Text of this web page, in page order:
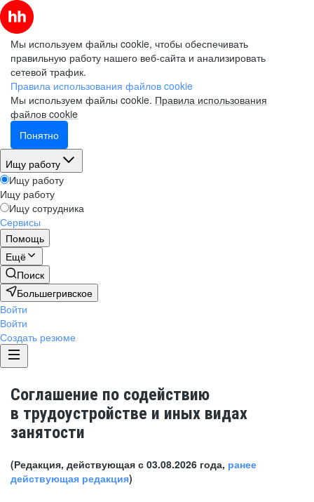
Мы используем файлы cookie, чтобы обеспечивать
правильную работу нашего веб-сайта и анализировать
сетевой трафик.
Правила использования файлов cookie
Мы используем файлы cookie. Правила использования
файлов cookie
Понятно
Ищу работу
Ищу работу
Ищу работу
Ищу сотрудника
Сервисы
Помощь
Ещё
Поиск
Большегривское
Войти
Войти
Создать резюме
Соглашение по содействию
в трудоустройстве и иных видах
занятости
(Редакция, действующая с 03.08.2026 года, ранее
действующая редакция)